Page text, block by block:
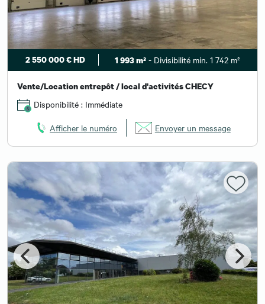
2 550 000 € HD 1 993 m² - Divisibilité min. 1 742 m²
Vente/Location entrepôt / local d'activités CHECY
Disponibilité : Immédiate
Afficher le numéro Envoyer un message